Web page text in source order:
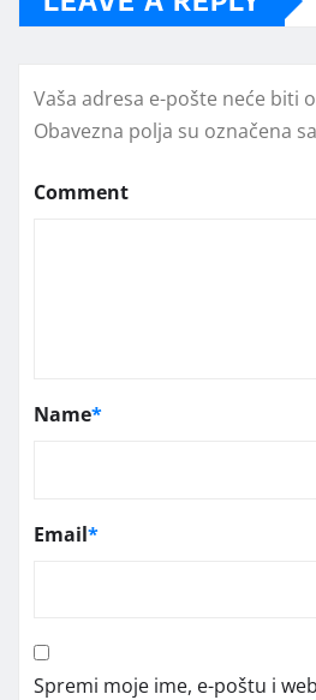
Vaša adresa e-pošte neće biti
Obavezna polja su označena sa
Comment
Name*
Email*
Spremi moje ime, e-poštu i